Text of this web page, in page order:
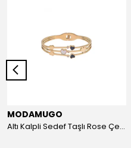
MODAMUGO
Altı Kalpli Sedef Taşlı Rose Çelik Kelepçe Bileklik